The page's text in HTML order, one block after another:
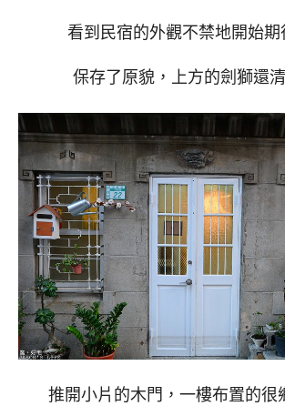
看到民宿的外觀不禁地開始期
保存了原貌，上方的劍獅還
推開小片的木門，一樓布置的很